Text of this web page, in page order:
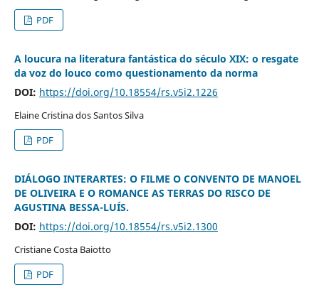
PDF
A loucura na literatura fantástica do século XIX: o resgate
da voz do louco como questionamento da norma
DOI: https://doi.org/10.18554/rs.v5i2.1226
Elaine Cristina dos Santos Silva
PDF
DIÁLOGO INTERARTES: O FILME O CONVENTO DE MANOEL
DE OLIVEIRA E O ROMANCE AS TERRAS DO RISCO DE
AGUSTINA BESSA-LUÍS.
DOI: https://doi.org/10.18554/rs.v5i2.1300
Cristiane Costa Baiotto
PDF